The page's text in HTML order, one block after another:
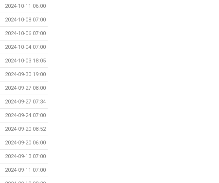
2024-10-11 06:00
2024-10-08 07:00
2024-10-06 07:00
2024-10-04 07:00
2024-10-03 18:05
2024-09-30 19:00
2024-09-27 08:00
2024-09-27 07:34
2024-09-24 07:00
2024-09-20 08:52
2024-09-20 06:00
2024-09-13 07:00
2024-09-11 07:00